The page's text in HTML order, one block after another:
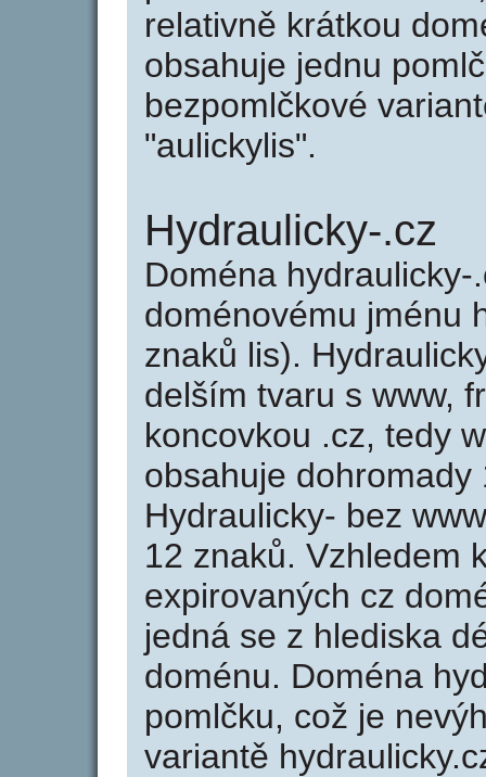
relativně krátkou
obsahuje jednu
bezpomlčkové
"aulickylis".
Hydraulicky-.cz
Doména
doménovému jménu
znaků lis).
delším tvaru s www,
koncovkou .cz, tedy
obsahuje
Hydraulicky- bez
12 znaků. Vzhledem
expirovaných cz
jedná se z hlediska
doménu. Doména
pomlčku, což je
variantě